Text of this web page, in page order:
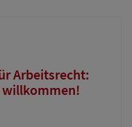
Arbeitsrecht:
willkommen!